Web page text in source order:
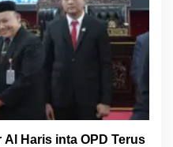
Al Haris inta OPD Terus